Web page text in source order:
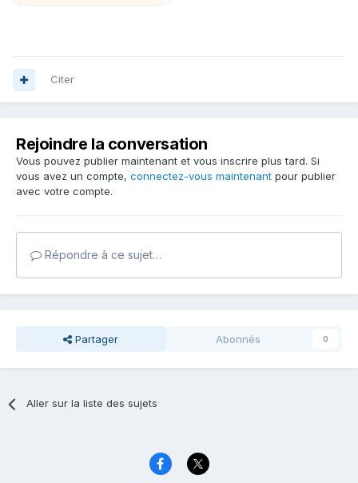
Citer
Rejoindre la conversation
Vous pouvez publier maintenant et vous inscrire plus tard. Si
vous avez un compte, connectez-vous maintenant pour publier
avec votre compte.
Répondre à ce sujet…
Partager Abonnés 0
Aller sur la liste des sujets